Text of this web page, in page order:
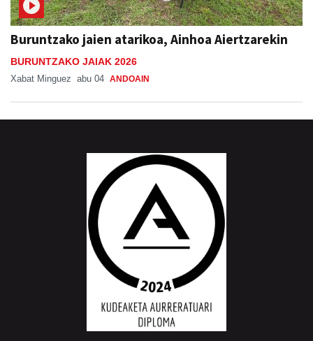
Buruntzako jaien atarikoa, Ainhoa Aiertzarekin
BURUNTZAKO JAIAK 2026
Xabat Minguez abu 04 ANDOAIN